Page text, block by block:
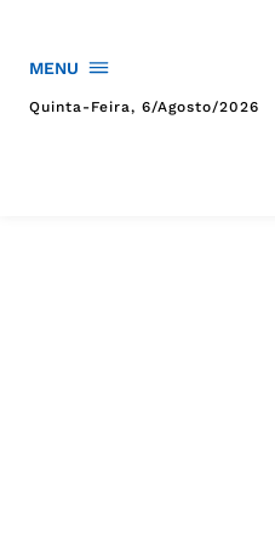
MENU
Quinta-Feira, 6/agosto/2026